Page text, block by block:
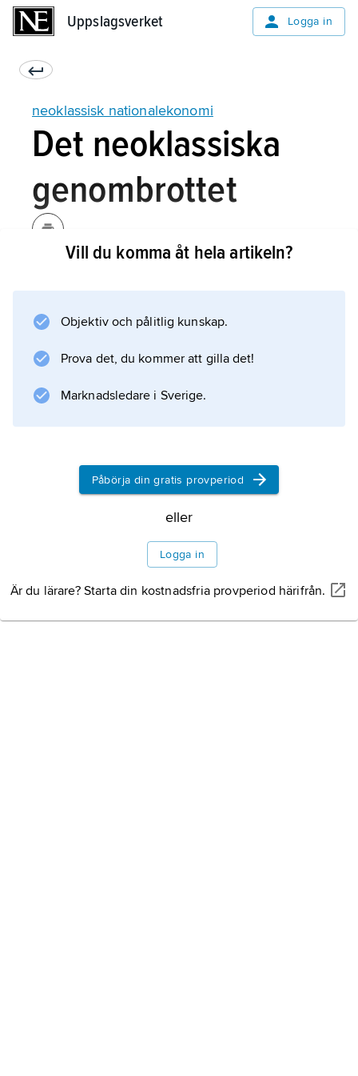
Uppslagsverket Logga in
neoklassisk nationalekonomi
Det neoklassiska
genombrottet
utgångspunkt från produktionskostnaderna,
och då främst insatsen av arbetskraft, den s.k.
arbetsvärdeläran. Detta gjorde att klassikerna
produceras löpande.
Information om artikeln
Vill du komma åt hela artikeln?
Objektiv och pålitlig kunskap.
Prova det, du kommer att gilla det!
Marknadsledare i Sverige.
Påbörja din gratis provperiod
eller
Logga in
Är du lärare? Starta din kostnadsfria provperiod härifrån.